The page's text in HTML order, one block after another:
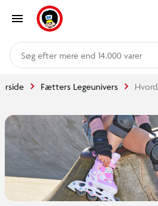
mere end 14.000 varer
Fætters Legeunivers